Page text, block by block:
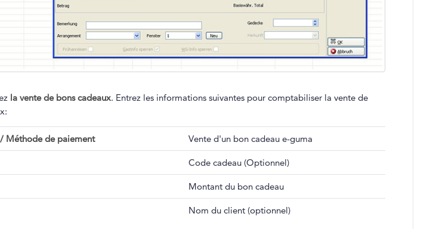
la vente de bons cadeaux. Entrez les informations suivantes pour comptabiliser la vente de
Méthode de paiement Vente d'un bon cadeau e-guma
Code cadeau (Optionnel)
Montant du bon cadeau
Nom du client (optionnel)